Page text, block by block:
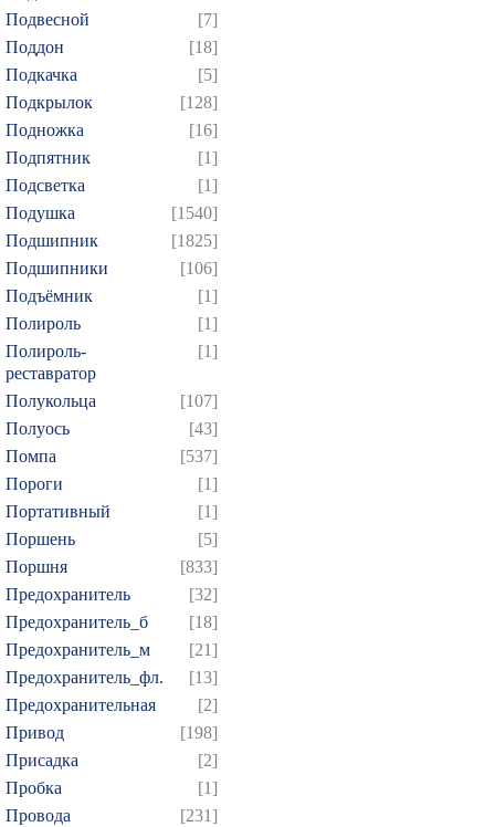
Подвесной
[7]
Поддон
[18]
Подкачка
[5]
Подкрылок
[128]
Подножка
[16]
Подпятник
[1]
Подсветка
[1]
Подушка
[1540]
Подшипник
[1825]
Подшипники
[106]
Подъёмник
[1]
Полироль
[1]
Полироль-
реставратор
[1]
Полукольца
[107]
Полуось
[43]
Помпа
[537]
Пороги
[1]
Портативный
[1]
Поршень
[5]
Поршня
[833]
Предохранитель
[32]
Предохранитель_б
[18]
Предохранитель_м
[21]
Предохранитель_фл.
[13]
Предохранительная
[2]
Привод
[198]
Присадка
[2]
Пробка
[1]
Провода
[231]